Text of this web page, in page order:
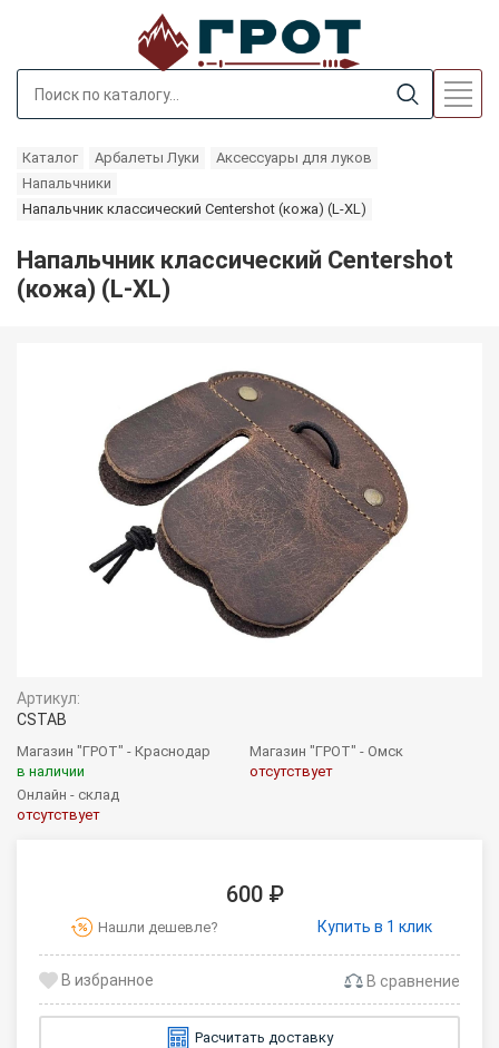
Каталог Арбалеты Луки
Аксессуары для луков
Напальчники
Напальчник классический Centershot (кожа) (L-XL)
Напальчник классический Centershot
(кожа) (L-XL)
Артикул:
CSTAB
Магазин "ГРОТ" - Краснодар
в наличии
Магазин "ГРОТ" - Омск
отсутствует
Онлайн - склад
отсутствует
600 ₽
Нашли дешевле? Купить в 1 клик
В сравнение
Расчитать доставку